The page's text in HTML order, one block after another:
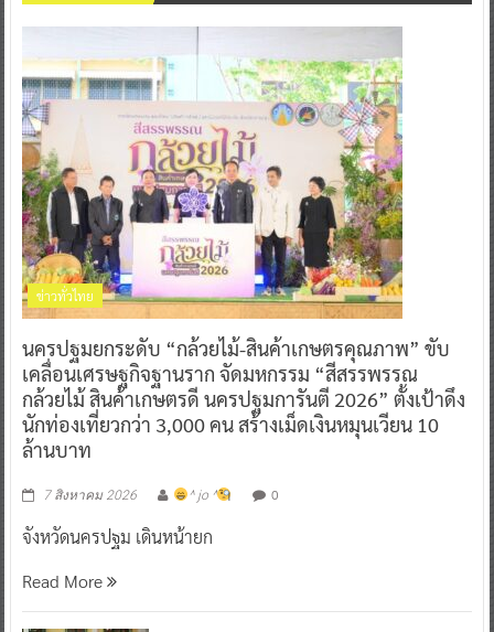
ข่าวทั่วไทย
นครปฐมยกระดับ “กล้วยไม้-สินค้าเกษตรคุณภาพ” ขับ
เคลื่อนเศรษฐกิจฐานราก จัดมหกรรม “สีสรรพรรณ
กล้วยไม้ สินค้าเกษตรดี นครปฐมการันตี 2026” ตั้งเป้าดึง
นักท่องเที่ยวกว่า 3,000 คน สร้างเม็ดเงินหมุนเวียน 10
ล้านบาท
7 สิงหาคม 2026 ^ jo ^ 0
จังหวัดนครปฐม เดินหน้ายก
Read More